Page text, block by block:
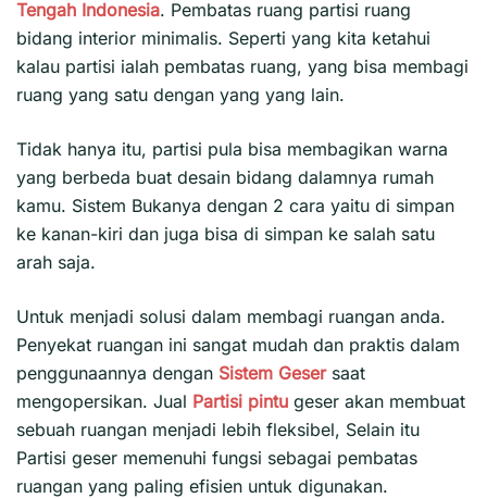
Tengah Indonesia. Pembatas ruang partisi ruang
bidang interior minimalis. Seperti yang kita ketahui
kalau partisi ialah pembatas ruang, yang bisa membagi
ruang yang satu dengan yang yang lain.
Tidak hanya itu, partisi pula bisa membagikan warna
yang berbeda buat desain bidang dalamnya rumah
kamu. Sistem Bukanya dengan 2 cara yaitu di simpan
ke kanan-kiri dan juga bisa di simpan ke salah satu
arah saja.
Untuk menjadi solusi dalam membagi ruangan anda.
Penyekat ruangan ini sangat mudah dan praktis dalam
penggunaannya dengan Sistem Gesersaat
mengopersikan. Jual Partisi pintu geser akan membuat
sebuah ruangan menjadi lebih fleksibel, Selain itu
Partisi geser memenuhi fungsi sebagai pembatas
ruangan yang paling efisien untuk digunakan.